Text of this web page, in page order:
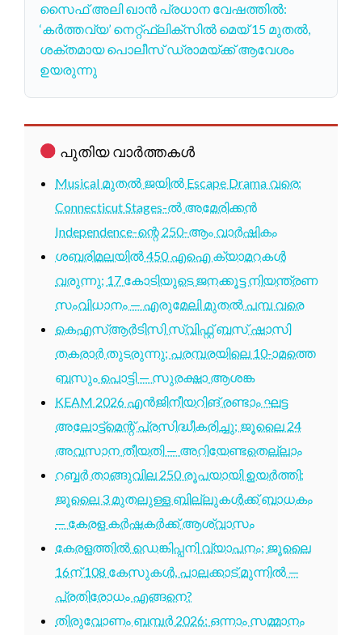
സൈഫ് അലി ഖാൻ പ്രധാന വേഷത്തിൽ:
‘കർത്തവ്യ’ നെറ്റ്ഫ്ലിക്സിൽ മെയ് 15 മുതൽ,
ശക്തമായ പൊലീസ് ഡ്രാമയ്ക്ക് ആവേശം
ഉയരുന്നു
പുതിയ വാർത്തകൾ
Musical മുതൽ ജയിൽ Escape Drama വരെ:
Connecticut Stages-ൽ അമേരിക്കൻ
Independence-ന്റെ 250-ആം വാർഷികം
ശബരിമലയിൽ 450 എഐ ക്യാമറകൾ
വരുന്നു; 17 കോടിയുടെ ജനക്കൂട്ട നിയന്ത്രണ
സംവിധാനം — എരുമേലി മുതൽ പമ്പ വരെ
കെഎസ്ആർടിസി സ്വിഫ്റ്റ് ബസ് ഷാസി
തകരാർ തുടരുന്നു; പരമ്പരയിലെ 10-ാമത്തെ
ബസും പൊട്ടി — സുരക്ഷാ ആശങ്ക
KEAM 2026 എൻജിനീയറിങ് രണ്ടാം ഘട്ട
അലോട്ട്മെന്റ് പ്രസിദ്ധീകരിച്ചു; ജൂലൈ 24
അവസാന തീയതി — അറിയേണ്ടതെല്ലാം
റബ്ബർ താങ്ങുവില 250 രൂപയായി ഉയർത്തി;
ജൂലൈ 3 മുതലുള്ള ബില്ലുകൾക്ക് ബാധകം
— കേരള കർഷകർക്ക് ആശ്വാസം
കേരളത്തിൽ ഡെങ്കിപ്പനി വ്യാപനം; ജൂലൈ
16ന് 108 കേസുകൾ, പാലക്കാട് മുന്നിൽ —
പ്രതിരോധം എങ്ങനെ?
തിരുവോണം ബമ്പർ 2026: ഒന്നാം സമ്മാനം